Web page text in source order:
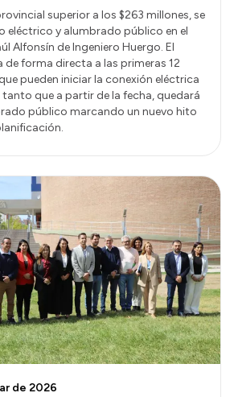
superior a los $263 millones, se
eléctrico y alumbrado público en el
Alfonsín de Ingeniero Huergo. El
de forma directa a las primeras 12
pueden iniciar la conexión eléctrica
tanto que a partir de la fecha, quedará
público marcando un nuevo hito
de 2026